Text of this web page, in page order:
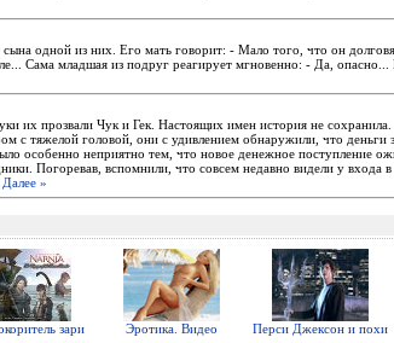
одной из них. Его мать говорит: - Мало того, что он
Сама младшая из подруг реагирует мгновенно: - Да,
их прозвали Чук и Гек. Настоящих имен история не
с тяжелой головой, они с удивлением обнаружили, что деньги
особенно неприятно тем, что новое денежное поступление
Погоревав, вспомнили, что совсем недавно видели у входа
Далее »
зари Эротика. Видео Перси Джексон и похи